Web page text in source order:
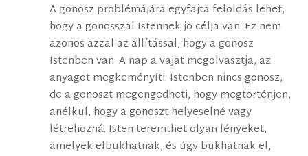
A gonosz problémájára egyfajta feloldás lehet,
hogy a gonosszal Istennek jó célja van. Ez nem
azonos azzal az állítással, hogy a gonosz
Istenben van. A nap a vajat megolvasztja, az
anyagot megkeményíti. Istenben nincs gonosz,
de a gonoszt megengedheti, hogy megtörténjen,
anélkül, hogy a gonoszt helyeselné vagy
létrehozná. Isten teremthet olyan lényeket,
amelyek elbukhatnak, és úgy bukhatnak el,